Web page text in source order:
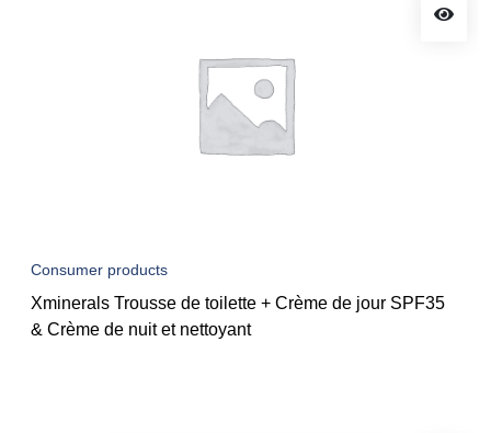
Consumer products
Xminerals Trousse de toilette + Crème de jour SPF35
& Crème de nuit et nettoyant